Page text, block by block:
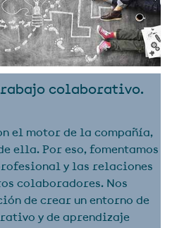
colaborativo.
el motor de la compañía,
ella. Por eso, fomentamos
y las relaciones
colaboradores. Nos
de crear un entorno de
y de aprendizaje